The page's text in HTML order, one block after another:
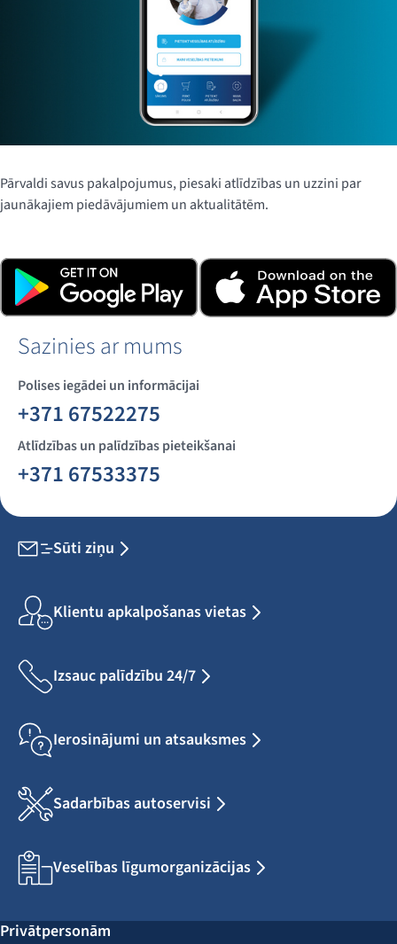
Pārvaldi savus pakalpojumus, piesaki atlīdzības un uzzini par
jaunākajiem piedāvājumiem un aktualitātēm.
Sazinies ar mums
Polises iegādei un informācijai
+371 67522275
Atlīdzības un palīdzības pieteikšanai
+371 67533375
Sūti ziņu
Klientu apkalpošanas vietas
Izsauc palīdzību 24/7
Ierosinājumi un atsauksmes
Sadarbības autoservisi
Veselības līgumorganizācijas
Privātpersonām